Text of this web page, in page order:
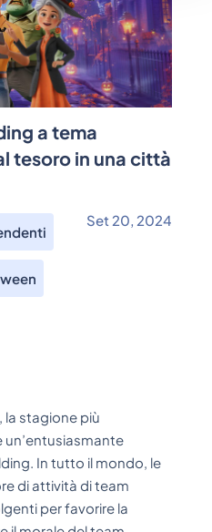
a tema
tesoro in una città
Set 20, 2024
la stagione più
In tutto il mondo, le
di attività di team
per favorire la